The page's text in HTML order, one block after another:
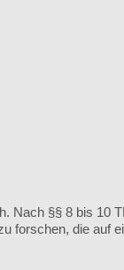
Nach §§ 8 bis 10
forschen, die auf